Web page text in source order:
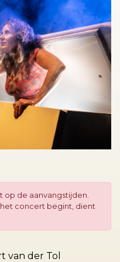
op de aanvangstijden.
concert begint, dient
van der Tol